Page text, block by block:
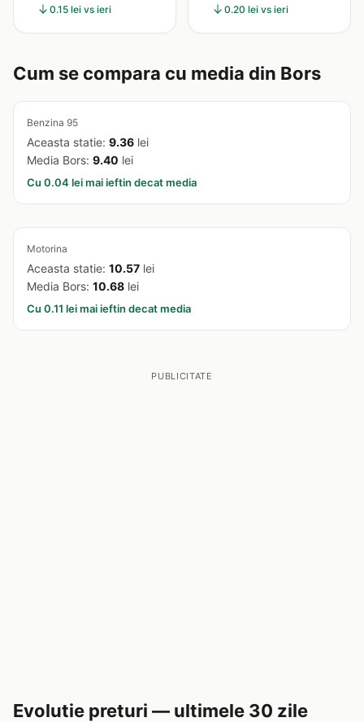
0.15 lei vs ieri 0.20 lei vs ieri
Cum se compara cu media din Bors
Benzina 95
Aceasta statie: 9.36 lei
Media Bors: 9.40 lei
Cu 0.04 lei mai ieftin decat media
Motorina
Aceasta statie: 10.57 lei
Media Bors: 10.68 lei
Cu 0.11 lei mai ieftin decat media
PUBLICITATE
Evolutie preturi — ultimele 30 zile